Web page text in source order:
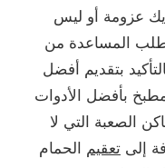
عزومة أو ليس
المساعدة من
بتقديم أفضل
بأفضل الأدوات
الصعبة التي لا
إلى تعقيم الحمام